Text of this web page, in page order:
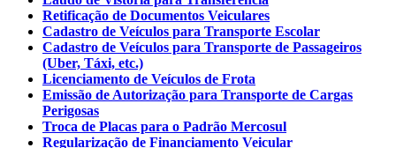
Retificação de Documentos Veiculares
Cadastro de Veículos para Transporte Escolar
Cadastro de Veículos para Transporte de Passageiros
(Uber, Táxi, etc.)
Licenciamento de Veículos de Frota
Emissão de Autorização para Transporte de Cargas
Perigosas
Troca de Placas para o Padrão Mercosul
Regularização de Financiamento Veicular